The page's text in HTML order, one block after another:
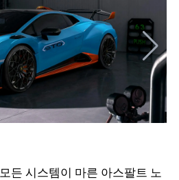
든 시스템이 마른 아스팔트 노